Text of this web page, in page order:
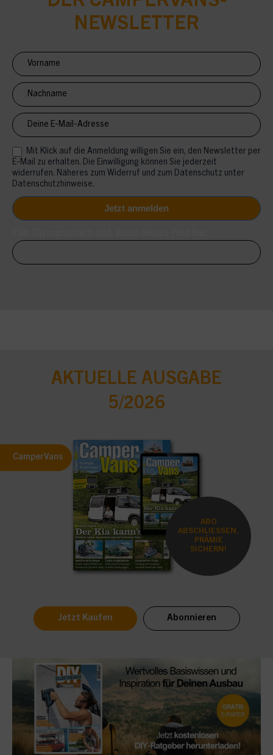
NEWSLETTER
Newsletter
Anmeldung
CV
Mit Klick auf die Anmeldung willigen Sie ein, den Newsletter per
E-Mail zu erhalten. Die Einwilligung können Sie jederzeit
widerrufen. Näheres zum Widerruf und zum Datenschutz unter
Datenschutzhinweise.
AKTUELLE AUSGABE
5/2026
CamperVans
ABO
ABSCHLIESSEN,
PRÄMIE
SICHERN!
Jetzt Kaufen Abonnieren